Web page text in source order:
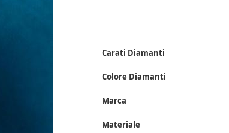
Carati Diamanti
Colore Diamanti
Marca
Materiale